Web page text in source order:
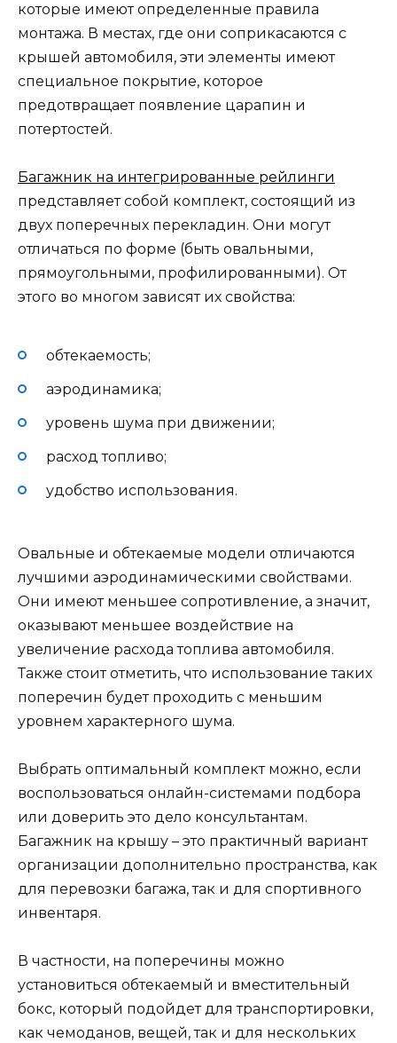
которые имеют определенные правила
монтажа. В местах, где они соприкасаются с
крышей автомобиля, эти элементы имеют
специальное покрытие, которое
предотвращает появление царапин и
потертостей.
Багажник на интегрированные рейлинги
представляет собой комплект, состоящий из
двух поперечных перекладин. Они могут
отличаться по форме (быть овальными,
прямоугольными, профилированными). От
этого во многом зависят их свойства:
обтекаемость;
аэродинамика;
уровень шума при движении;
расход топливо;
удобство использования.
Овальные и обтекаемые модели отличаются
лучшими аэродинамическими свойствами.
Они имеют меньшее сопротивление, а значит,
оказывают меньшее воздействие на
увеличение расхода топлива автомобиля.
Также стоит отметить, что использование таких
поперечин будет проходить с меньшим
уровнем характерного шума.
Выбрать оптимальный комплект можно, если
воспользоваться онлайн-системами подбора
или доверить это дело консультантам.
Багажник на крышу – это практичный вариант
организации дополнительно пространства, как
для перевозки багажа, так и для спортивного
инвентаря.
В частности, на поперечины можно
установиться обтекаемый и вместительный
бокс, который подойдет для транспортировки,
как чемоданов, вещей, так и для нескольких